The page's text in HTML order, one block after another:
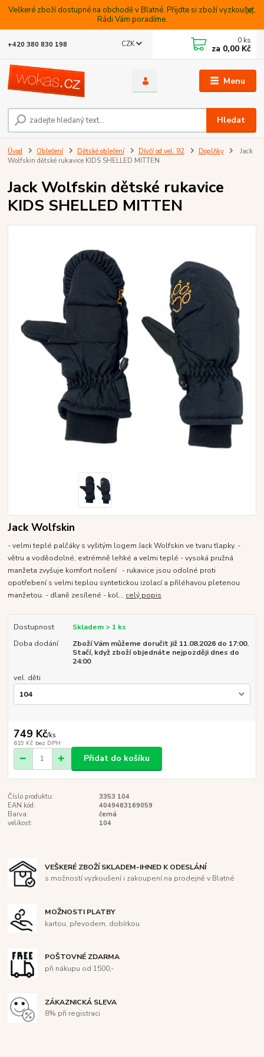
Veškeré zboží dostupné na obchodě v Blatné. Přijdte si zboží vyzkoušet.
Rádi Vám poradíme.
Menu
CZK
Hledat
+420 380 830 198 0 ks
za 0,00 Kč
Úvod Oblečení Dětské oblečení Dívčí od vel. 92 Doplňky
Jack
Wolfskin dětské rukavice KIDS SHELLED MITTEN
Jack Wolfskin dětské rukavice
KIDS SHELLED MITTEN
Jack Wolfskin
- velmi teplé palčáky s vyšitým logem Jack Wolfskin ve tvaru tlapky. -
větru a voděodolné, extrémně lehké a velmi teplé - vysoká pružná
manžeta zvyšuje komfort nošení - rukavice jsou odolné proti
opotřebení s velmi teplou syntetickou izolací a přiléhavou pletenou
manžetou. - dlaně zesílené - kol... celý popis
Dostupnost
Skladem > 1 ks
Doba dodání
Zboží Vám můžeme doručit již 11.08.2026 do 17:00.
Stačí, když zboží objednáte nejpozději dnes do
24:00
vel. děti
749 Kč/ks
619 Kč bez DPH
Přidat do košíku
Číslo produktu:
3353 104
EAN kód:
4049463169059
Barva:
černá
velikost:
104
VEŠKERÉ ZBOŽÍ SKLADEM-IHNED K ODESLÁNÍ
s možností vyzkoušení i zakoupení na prodejně v Blatné
MOŽNOSTI PLATBY
kartou, převodem, dobírkou
POŠTOVNÉ ZDARMA
při nákupu od 1500,-
ZÁKAZNICKÁ SLEVA
8% při registraci